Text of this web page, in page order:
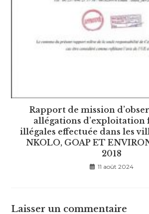
Rapport de mission
allégations d’exploitation
illégales effectuée dans les
NKOLO, GOAP ET
2018
11 août 2024
Laisser un commentaire